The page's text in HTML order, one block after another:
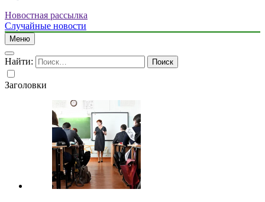
Новостная рассылка
Случайные новости
Меню
Найти:
Заголовки